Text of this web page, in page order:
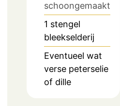
schoongemaakt
1 stengel
bleekselderij
Eventueel wat
verse peterselie
of dille